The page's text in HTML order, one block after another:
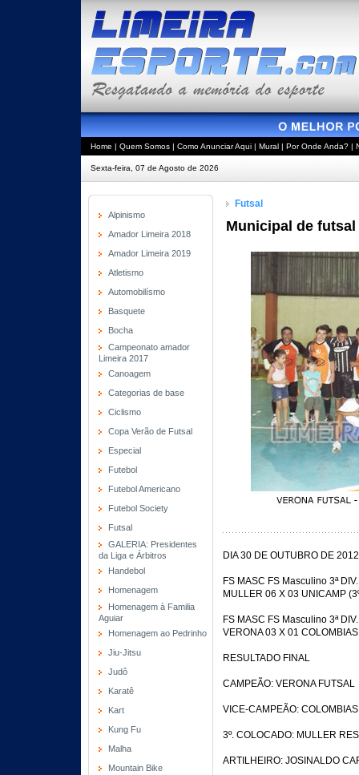
Home | Quem Somos | Como Anunciar Aqui | Mural | Por Onde Anda? |
Sexta-feira, 07 de Agosto de 2026
Alpinismo
Amador Limeira 2018
Amador Limeira 2019
Atletismo
Automobilísmo
Basquete
Bocha
Campeonato amador
Limeira 2017
Canoagem
Categorias de base
Ciclismo
Copa Verão de Futsal
Especial
Futebol
Futebol Americano
Futebol Society
Futsal
GALERIA: Presidentes
da Liga e Árbitros
Handebol
Homenagem
Homenagem à Familia
Aguiar
Homenagem ao Pedrinho
Jiu-Jitsu
Judô
Karatê
Kart
Kung Fu
Malha
Mountain Bike
Futsal
Municipal de futsal
DIA 30 DE OUTUBRO DE
FS MASC FS Masculino 3ª DIV.
MULLER 06 X 03 UNICAMP
FS MASC FS Masculino 3ª DIV.
VERONA 03 X 01 COLOMBIAS
RESULTADO FINAL
CAMPEÃO: VERONA FUTSAL
VICE-CAMPEÃO: COLOMBIAS
3º. COLOCADO: MULLER
ARTILHEIRO: JOSINALDO